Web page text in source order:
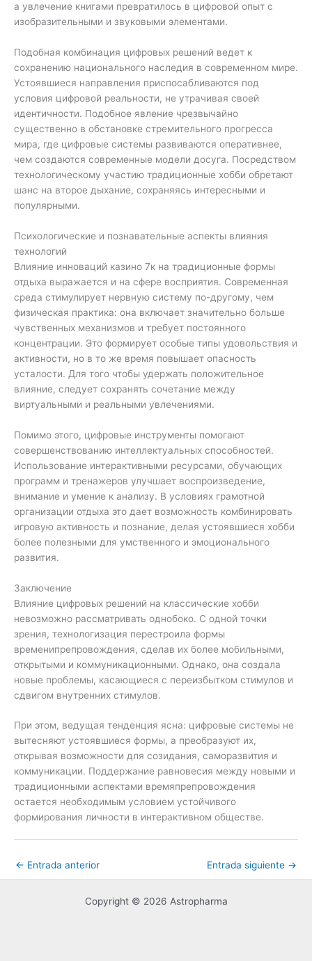
а увлечение книгами превратилось в цифровой опыт с
изобразительными и звуковыми элементами.
Подобная комбинация цифровых решений ведет к
сохранению национального наследия в современном мире.
Устоявшиеся направления приспосабливаются под
условия цифровой реальности, не утрачивая своей
идентичности. Подобное явление чрезвычайно
существенно в обстановке стремительного прогресса
мира, где цифровые системы развиваются оперативнее,
чем создаются современные модели досуга. Посредством
технологическому участию традиционные хобби обретают
шанс на второе дыхание, сохраняясь интересными и
популярными.
Психологические и познавательные аспекты влияния
технологий
Влияние инноваций казино 7к на традиционные формы
отдыха выражается и на сфере восприятия. Современная
среда стимулирует нервную систему по-другому, чем
физическая практика: она включает значительно больше
чувственных механизмов и требует постоянного
концентрации. Это формирует особые типы удовольствия и
активности, но в то же время повышает опасность
усталости. Для того чтобы удержать положительное
влияние, следует сохранять сочетание между
виртуальными и реальными увлечениями.
Помимо этого, цифровые инструменты помогают
совершенствованию интеллектуальных способностей.
Использование интерактивными ресурсами, обучающих
программ и тренажеров улучшает воспроизведение,
внимание и умение к анализу. В условиях грамотной
организации отдыха это дает возможность комбинировать
игровую активность и познание, делая устоявшиеся хобби
более полезными для умственного и эмоционального
развития.
Заключение
Влияние цифровых решений на классические хобби
невозможно рассматривать однобоко. С одной точки
зрения, технологизация перестроила формы
временипрепровождения, сделав их более мобильными,
открытыми и коммуникационными. Однако, она создала
новые проблемы, касающиеся с переизбытком стимулов и
сдвигом внутренних стимулов.
При этом, ведущая тенденция ясна: цифровые системы не
вытесняют устоявшиеся формы, а преобразуют их,
открывая возможности для созидания, саморазвития и
коммуникации. Поддержание равновесия между новыми и
традиционными аспектами времяпрепровождения
остается необходимым условием устойчивого
формирования личности в интерактивном обществе.
← Entrada anterior Entrada siguiente →
Copyright © 2026 Astropharma